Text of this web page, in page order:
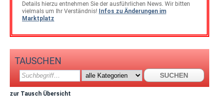
Details hierzu entnehmen Sie der ausführlichen News. Wir bitten
vielmals um Ihr Verständnis!
Infos zu Änderungen im
Marktplatz
TAUSCHEN
SUCHEN
zur Tausch Übersicht